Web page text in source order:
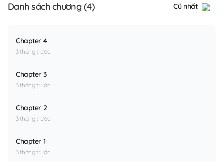
Danh sách chương (4) Cũ nhất
Chapter 4
3 tháng trước
Chapter 3
3 tháng trước
Chapter 2
3 tháng trước
Chapter 1
3 tháng trước